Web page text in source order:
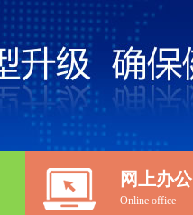
网上办公
Online office